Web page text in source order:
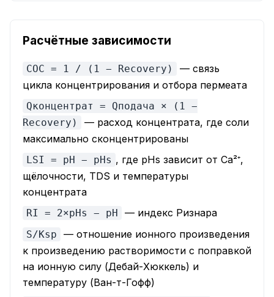
Расчётные зависимости
COC = 1 / (1 − Recovery)
— связь
цикла концентрирования и отбора пермеата
Qконцентрат = Qподача × (1 −
Recovery)
— расход концентрата, где соли
максимально сконцентрированы
LSI = pH − pHs , где pHs зависит от Ca²⁺,
щёлочности, TDS и температуры
концентрата
RI = 2×pHs − pH — индекс Ризнара
S/Ksp
— отношение ионного произведения
к произведению растворимости с поправкой
на ионную силу (Дебай-Хюккель) и
температуру (Ван-т-Гофф)